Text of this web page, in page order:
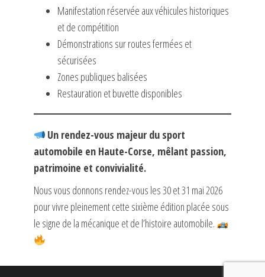
Manifestation réservée aux véhicules historiques
et de compétition
Démonstrations sur routes fermées et
sécurisées
Zones publiques balisées
Restauration et buvette disponibles
Un rendez-vous majeur du sport
automobile en Haute-Corse, mêlant passion,
patrimoine et convivialité.
Nous vous donnons rendez-vous les 30 et 31 mai 2026
pour vivre pleinement cette sixième édition placée sous
le signe de la mécanique et de l’histoire automobile.